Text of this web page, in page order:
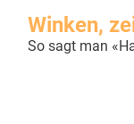
Winken,
So sagt man